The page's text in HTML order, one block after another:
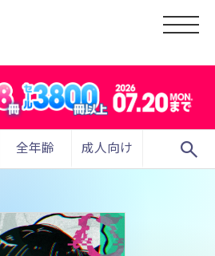
全年齢 成人向け search